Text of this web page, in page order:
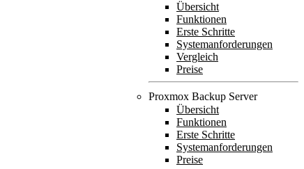
Übersicht
Funktionen
Erste Schritte
Systemanforderungen
Vergleich
Preise
Proxmox Backup Server
Übersicht
Funktionen
Erste Schritte
Systemanforderungen
Preise